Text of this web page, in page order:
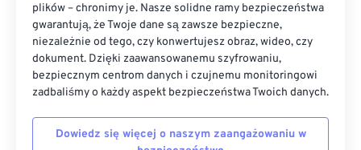
plików – chronimy je. Nasze solidne ramy bezpieczeństwa
gwarantują, że Twoje dane są zawsze bezpieczne,
niezależnie od tego, czy konwertujesz obraz, wideo, czy
dokument. Dzięki zaawansowanemu szyfrowaniu,
bezpiecznym centrom danych i czujnemu monitoringowi
zadbaliśmy o każdy aspekt bezpieczeństwa Twoich danych.
Dowiedz się więcej o naszym zaangażowaniu w